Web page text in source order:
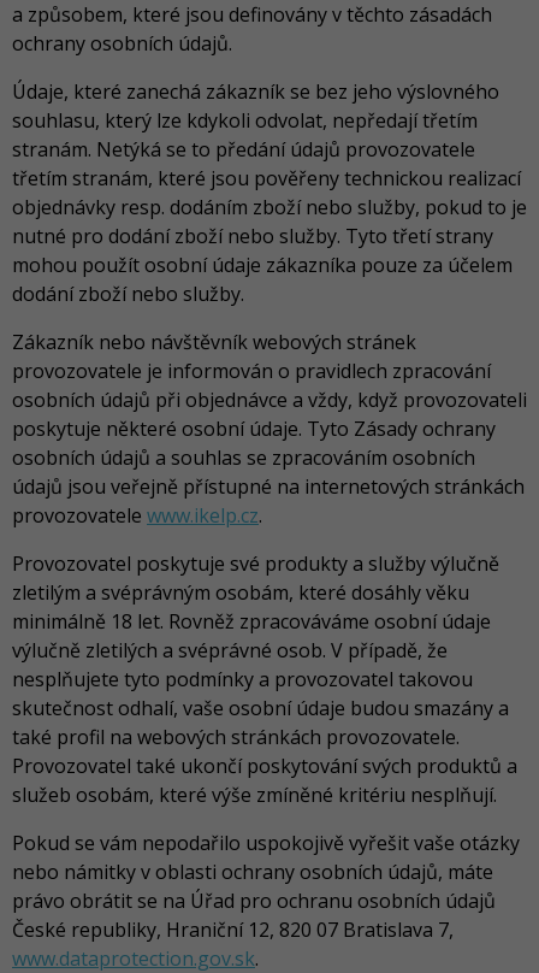
a způsobem, které jsou definovány v těchto zásadách
ochrany osobních údajů.
Údaje, které zanechá zákazník se bez jeho výslovného
souhlasu, který lze kdykoli odvolat, nepředají třetím
stranám. Netýká se to předání údajů provozovatele
třetím stranám, které jsou pověřeny technickou realizací
objednávky resp. dodáním zboží nebo služby, pokud to je
nutné pro dodání zboží nebo služby. Tyto třetí strany
mohou použít osobní údaje zákazníka pouze za účelem
dodání zboží nebo služby.
Zákazník nebo návštěvník webových stránek
provozovatele je informován o pravidlech zpracování
osobních údajů při objednávce a vždy, když provozovateli
poskytuje některé osobní údaje. Tyto Zásady ochrany
osobních údajů a souhlas se zpracováním osobních
údajů jsou veřejně přístupné na internetových stránkách
provozovatele www.ikelp.cz.
Provozovatel poskytuje své produkty a služby výlučně
zletilým a svéprávným osobám, které dosáhly věku
minimálně 18 let. Rovněž zpracováváme osobní údaje
výlučně zletilých a svéprávné osob. V případě, že
nesplňujete tyto podmínky a provozovatel takovou
skutečnost odhalí, vaše osobní údaje budou smazány a
také profil na webových stránkách provozovatele.
Provozovatel také ukončí poskytování svých produktů a
služeb osobám, které výše zmíněné kritériu nesplňují.
Pokud se vám nepodařilo uspokojivě vyřešit vaše otázky
nebo námitky v oblasti ochrany osobních údajů, máte
právo obrátit se na Úřad pro ochranu osobních údajů
České republiky, Hraniční 12, 820 07 Bratislava 7,
www.dataprotection.gov.sk.